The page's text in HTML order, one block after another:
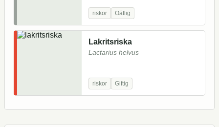
riskor Oätlig
Lakritsriska
Lactarius helvus
riskor Giftig